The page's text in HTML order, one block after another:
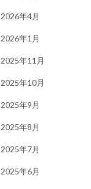
2026年4月
2026年1月
2025年11月
2025年10月
2025年9月
2025年8月
2025年7月
2025年6月